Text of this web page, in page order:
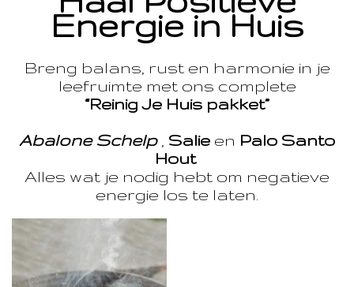
Energie in Huis
Breng balans, rust en harmonie in je
leefruimte met ons complete
“Reinig Je Huis pakket”
Abalone Schelp, Salie en Palo Santo
Hout
Alles wat je nodig hebt om negatieve
energie los te laten.